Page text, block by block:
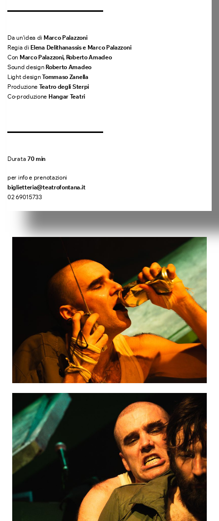
Da un’idea di Marco Palazzoni
Regia di Elena Delithanassis e Marco Palazzoni
Con Marco Palazzoni, Roberto Amadeo
Sound design Roberto Amadeo
Light designTommaso Zanella
Produzione Teatro degli Sterpi
Co-produzione Hangar Teatri
Durata 70 min
per info e prenotazioni
biglietteria@teatrofontana.it
02 69015733